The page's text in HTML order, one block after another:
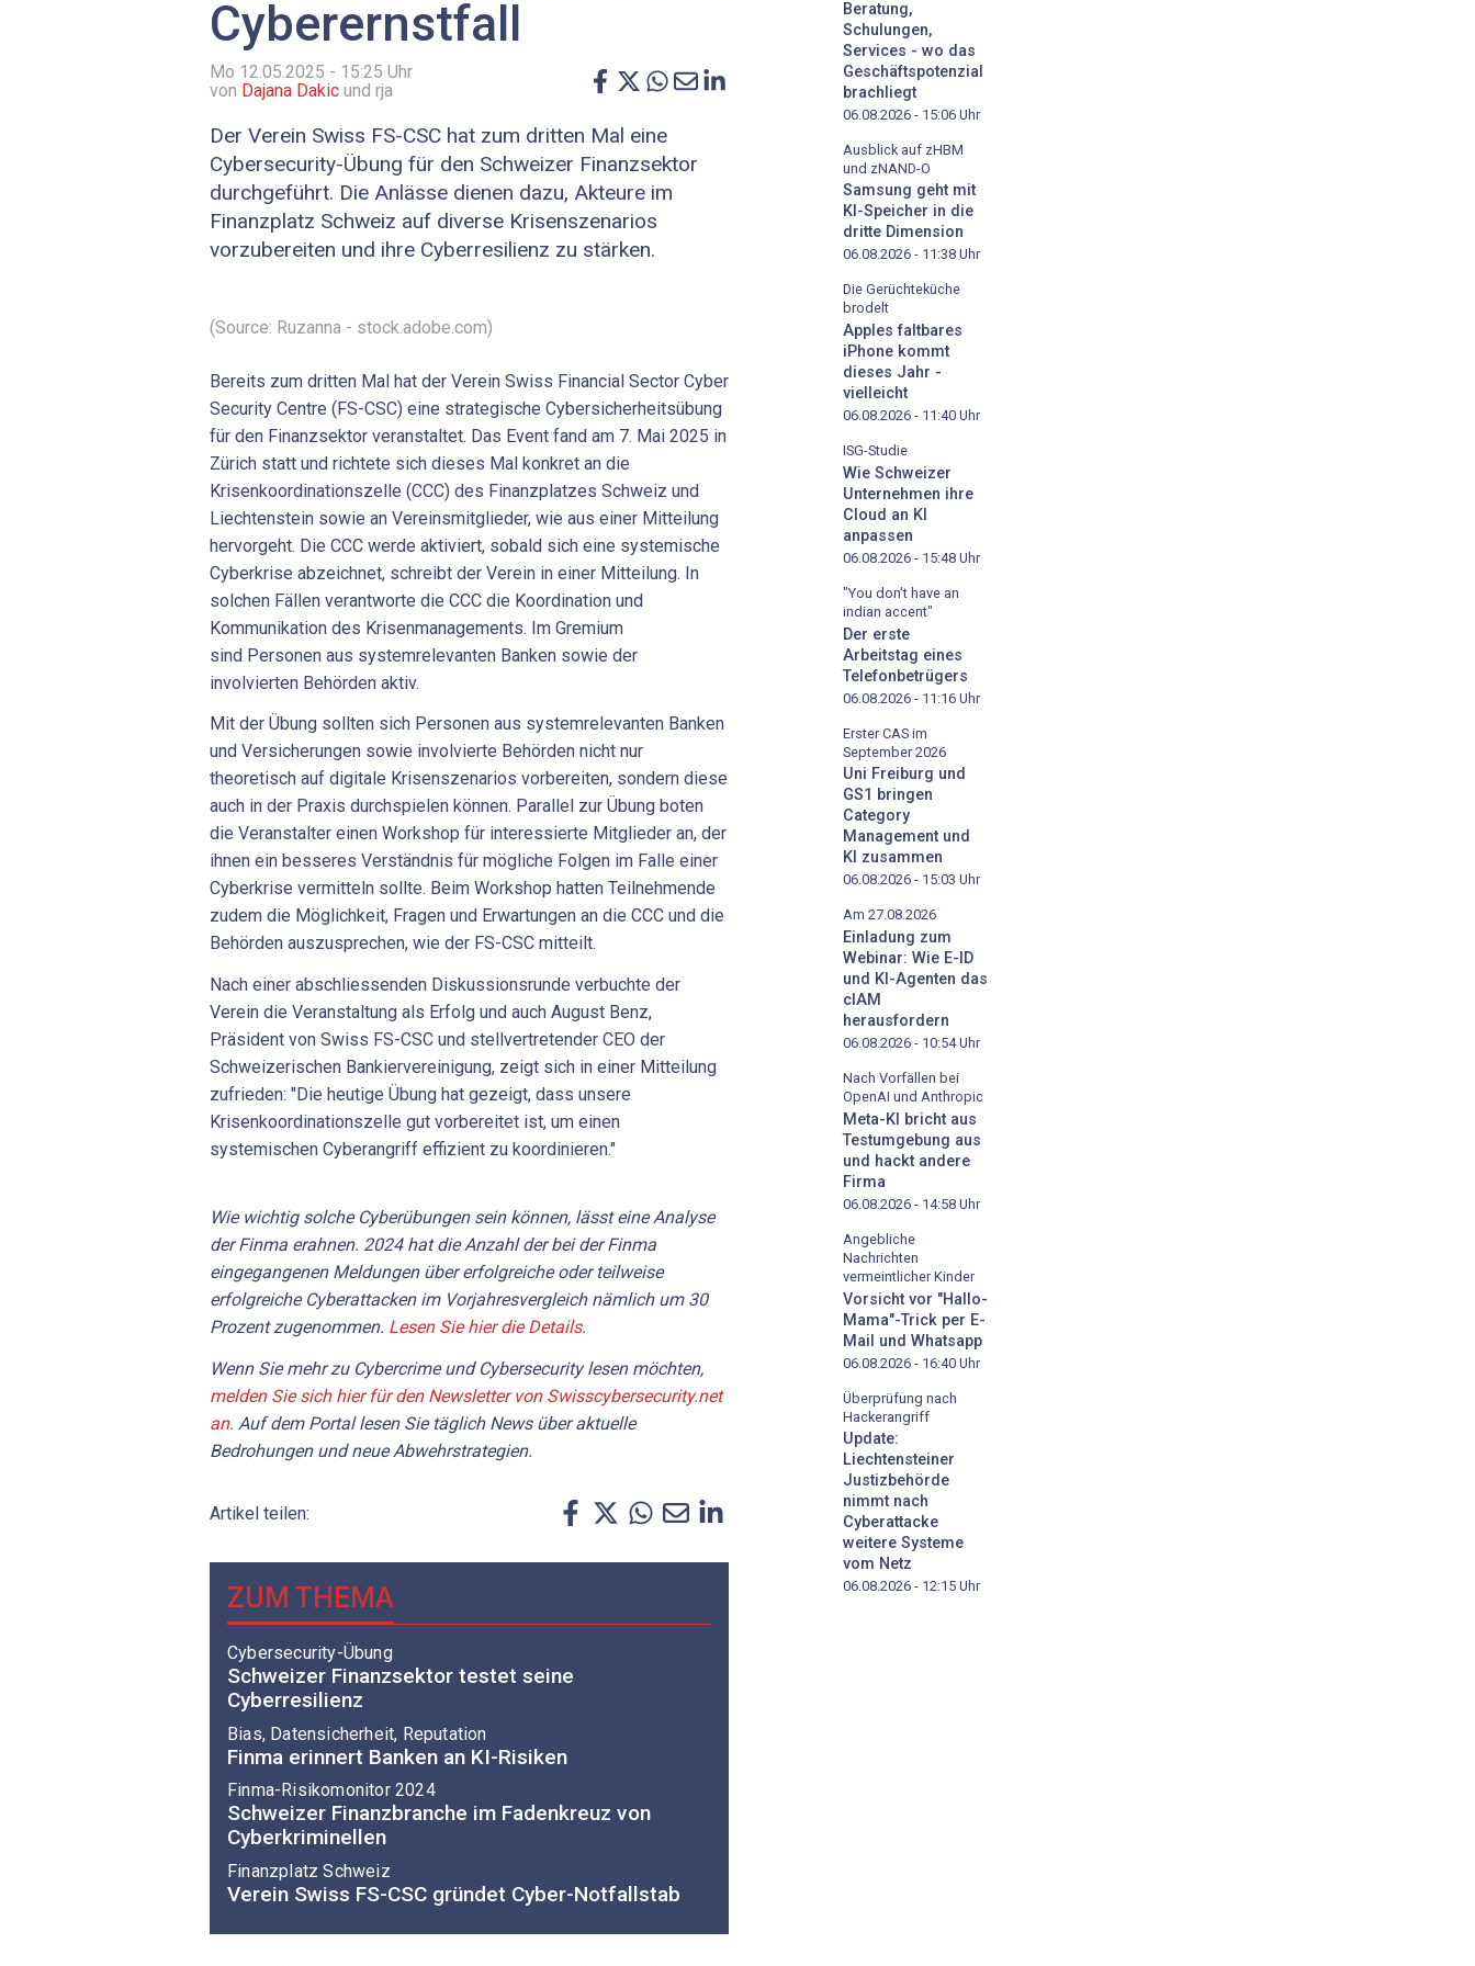
Cyberernstfall
Mo 12.05.2025 - 15:25 Uhr
von Dajana Dakic und rja
Der Verein Swiss FS-CSC hat zum dritten Mal eine
Cybersecurity-Übung für den Schweizer Finanzsektor
durchgeführt. Die Anlässe dienen dazu, Akteure im
Finanzplatz Schweiz auf diverse Krisenszenarios
vorzubereiten und ihre Cyberresilienz zu stärken.
(Source: Ruzanna - stock.adobe.com)
Bereits zum dritten Mal hat der Verein Swiss Financial Sector Cyber
Security Centre (FS-CSC) eine strategische Cybersicherheitsübung
für den Finanzsektor veranstaltet. Das Event fand am 7. Mai 2025 in
Zürich statt und richtete sich dieses Mal konkret an die
Krisenkoordinationszelle (CCC) des Finanzplatzes Schweiz und
Liechtenstein sowie an Vereinsmitglieder, wie aus einer Mitteilung
hervorgeht. Die CCC werde aktiviert, sobald sich eine systemische
Cyberkrise abzeichnet, schreibt der Verein in einer Mitteilung. In
solchen Fällen verantworte die CCC die Koordination und
Kommunikation des Krisenmanagements. Im Gremium
sind Personen aus systemrelevanten Banken sowie der
involvierten Behörden aktiv.
Mit der Übung sollten sich Personen aus systemrelevanten Banken
und Versicherungen sowie involvierte Behörden nicht nur
theoretisch auf digitale Krisenszenarios vorbereiten, sondern diese
auch in der Praxis durchspielen können. Parallel zur Übung boten
die Veranstalter einen Workshop für interessierte Mitglieder an, der
ihnen ein besseres Verständnis für mögliche Folgen im Falle einer
Cyberkrise vermitteln sollte. Beim Workshop hatten Teilnehmende
zudem die Möglichkeit, Fragen und Erwartungen an die CCC und die
Behörden auszusprechen, wie der FS-CSC mitteilt.
Nach einer abschliessenden Diskussionsrunde verbuchte der
Verein die Veranstaltung als Erfolg und auch August Benz,
Präsident von Swiss FS-CSC und stellvertretender CEO der
Schweizerischen Bankiervereinigung, zeigt sich in einer Mitteilung
zufrieden: "Die heutige Übung hat gezeigt, dass unsere
Krisenkoordinationszelle gut vorbereitet ist, um einen
systemischen Cyberangriff effizient zu koordinieren."
Wie wichtig solche Cyberübungen sein können, lässt eine Analyse
der Finma erahnen. 2024 hat die Anzahl der bei der Finma
eingegangenen Meldungen über erfolgreiche oder teilweise
erfolgreiche Cyberattacken im Vorjahresvergleich nämlich um 30
Prozent zugenommen. Lesen Sie hier die Details.
Wenn Sie mehr zu Cybercrime und Cybersecurity lesen möchten,
melden Sie sich hier für den Newsletter von Swisscybersecurity.net
an. Auf dem Portal lesen Sie täglich News über aktuelle
Bedrohungen und neue Abwehrstrategien.
Artikel teilen:
ZUM THEMA
Cybersecurity-Übung
Schweizer Finanzsektor testet seine
Cyberresilienz
Bias, Datensicherheit, Reputation
Finma erinnert Banken an KI-Risiken
Finma-Risikomonitor 2024
Schweizer Finanzbranche im Fadenkreuz von
Cyberkriminellen
Finanzplatz Schweiz
Verein Swiss FS-CSC gründet Cyber-Notfallstab
Beratung,
Schulungen,
Services - wo das
Geschäftspotenzial
brachliegt
06.08.2026 - 15:06 Uhr
Ausblick auf zHBM
und zNAND-O
Samsung geht mit
KI-Speicher in die
dritte Dimension
06.08.2026 - 11:38 Uhr
Die Gerüchteküche
brodelt
Apples faltbares
iPhone kommt
dieses Jahr -
vielleicht
06.08.2026 - 11:40 Uhr
ISG-Studie
Wie Schweizer
Unternehmen ihre
Cloud an KI
anpassen
06.08.2026 - 15:48 Uhr
"You don't have an
indian accent"
Der erste
Arbeitstag eines
Telefonbetrügers
06.08.2026 - 11:16 Uhr
Erster CAS im
September 2026
Uni Freiburg und
GS1 bringen
Category
Management und
KI zusammen
06.08.2026 - 15:03 Uhr
Am 27.08.2026
Einladung zum
Webinar: Wie E-ID
und KI-Agenten das
cIAM
herausfordern
06.08.2026 - 10:54Uhr
Nach Vorfällen bei
OpenAI und Anthropic
Meta-KI bricht aus
Testumgebung aus
und hackt andere
Firma
06.08.2026 - 14:58 Uhr
Angebliche
Nachrichten
vermeintlicher Kinder
Vorsicht vor "Hallo-
Mama"-Trick per E-
Mail und Whatsapp
06.08.2026 - 16:40 Uhr
Überprüfung nach
Hackerangriff
Update:
Liechtensteiner
Justizbehörde
nimmt nach
Cyberattacke
weitere Systeme
vom Netz
06.08.2026 - 12:15 Uhr